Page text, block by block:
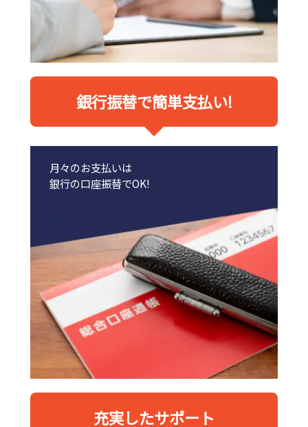
銀行振替で簡単支払い!
月々のお支払いは
銀行の口座振替でOK!
充実したサポート